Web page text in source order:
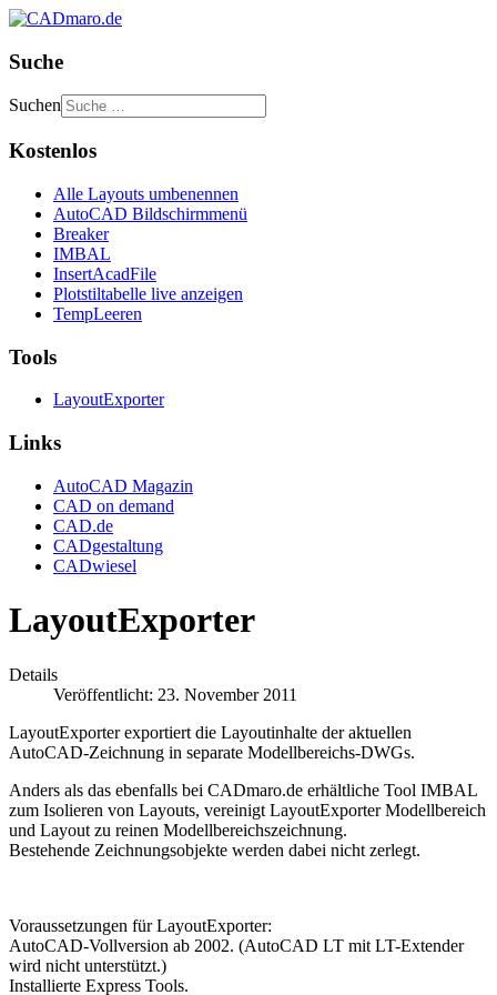
Suche
Suchen
Kostenlos
Alle Layouts umbenennen
AutoCAD Bildschirmmenü
Breaker
IMBAL
InsertAcadFile
Plotstiltabelle live anzeigen
TempLeeren
Tools
LayoutExporter
Links
AutoCAD Magazin
CAD on demand
CAD.de
CADgestaltung
CADwiesel
LayoutExporter
Details
Veröffentlicht: 23. November 2011
LayoutExporter exportiert die Layoutinhalte der aktuellen
AutoCAD-Zeichnung in separate Modellbereichs-DWGs.
Anders als das ebenfalls bei CADmaro.de erhältliche Tool IMBAL
zum Isolieren von Layouts, vereinigt LayoutExporter Modellbereich
und Layout zu reinen Modellbereichszeichnung.
Bestehende Zeichnungsobjekte werden dabei nicht zerlegt.
Voraussetzungen für LayoutExporter:
AutoCAD-Vollversion ab 2002. (AutoCAD LT mit LT-Extender
wird nicht unterstützt.)
Installierte Express Tools.